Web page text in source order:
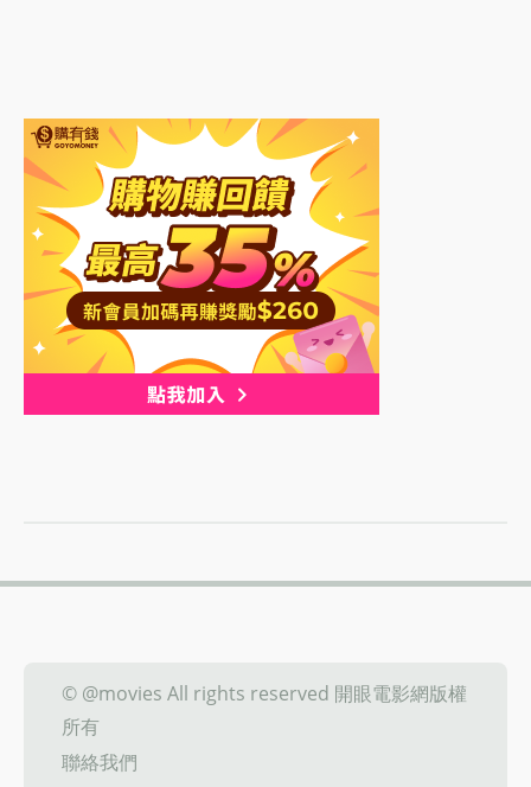
© @movies All rights reserved 開眼電影網版權
所有
聯絡我們